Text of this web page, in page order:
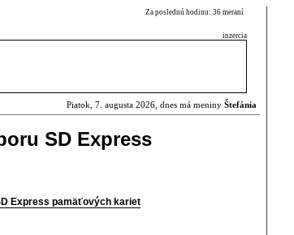
Za poslednú hodinu: 36 meraní
inzercia
Piatok, 7. augusta 2026, dnes má meniny Štefánia
SD Express
Express pamäťových kariet